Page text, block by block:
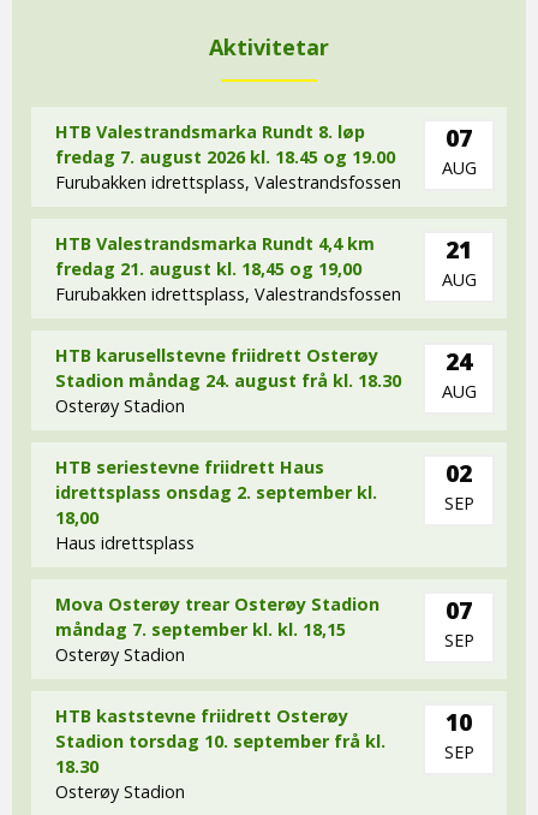
Aktivitetar
HTB Valestrandsmarka Rundt 8. løp
fredag 7. august 2026 kl. 18.45 og 19.00
Furubakken idrettsplass, Valestrandsfossen
07
AUG
HTB Valestrandsmarka Rundt 4,4 km
fredag 21. august kl. 18,45 og 19,00
Furubakken idrettsplass, Valestrandsfossen
21
AUG
HTB karusellstevne friidrett Osterøy
Stadion måndag 24. august frå kl. 18.30
Osterøy Stadion
24
AUG
HTB seriestevne friidrett Haus
idrettsplass onsdag 2. september kl.
18,00
Haus idrettsplass
02
SEP
Mova Osterøy trear Osterøy Stadion
måndag 7. september kl. kl. 18,15
Osterøy Stadion
07
SEP
HTB kaststevne friidrett Osterøy
Stadion torsdag 10. september frå kl.
18.30
Osterøy Stadion
10
SEP